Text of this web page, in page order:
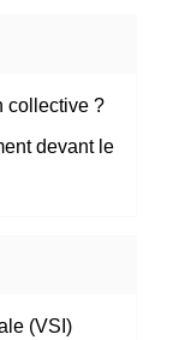
collective ?
devant le
(VSI)